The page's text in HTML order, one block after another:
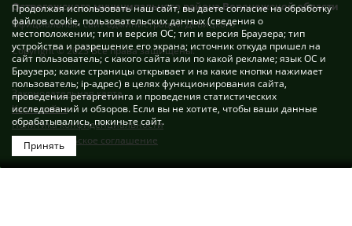
Острогожского муниципального района Воронежской области
Официальный сайт администрации Девицкого
Copyright © 2023 Все права защищены.
Законодательная карта
Карта сайта
Политика конфиденциальности
Пользовательское соглашение
Разработка сайта:
Продолжая использовать наш сайт, вы даете согласие на обработку
файлов cookie, пользовательских данных (сведения о
местоположении; тип и версия ОС; тип и версия Браузера; тип
устройства и разрешение его экрана; источник откуда пришел на
сайт пользователь; с какого сайта или по какой рекламе; язык ОС и
Браузера; какие страницы открывает и на какие кнопки нажимает
пользователь; ip-адрес) в целях функционирования сайта,
проведения ретаргетинга и проведения статистических
исследований и обзоров. Если вы не хотите, чтобы ваши данные
обрабатывались, покиньте сайт.
Принять